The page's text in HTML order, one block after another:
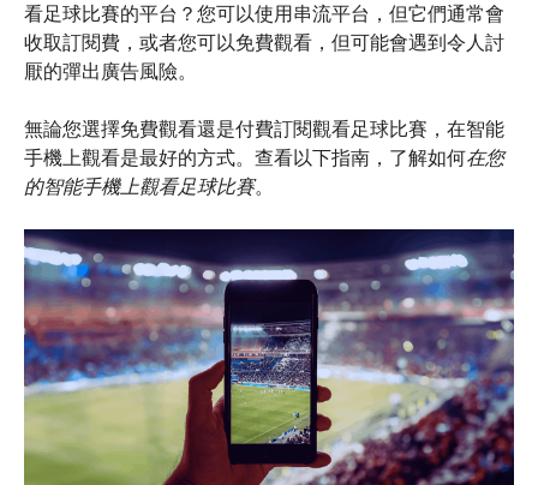
看足球比賽的平台？您可以使用串流平台，但它們通常會
收取訂閱費，或者您可以免費觀看，但可能會遇到令人討
厭的彈出廣告風險。
無論您選擇免費觀看還是付費訂閱觀看足球比賽，在智能
手機上觀看是最好的方式。查看以下指南，了解如何在您
的智能手機上觀看足球比賽。